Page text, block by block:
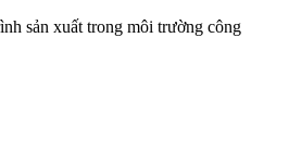
sản xuất trong môi trường công